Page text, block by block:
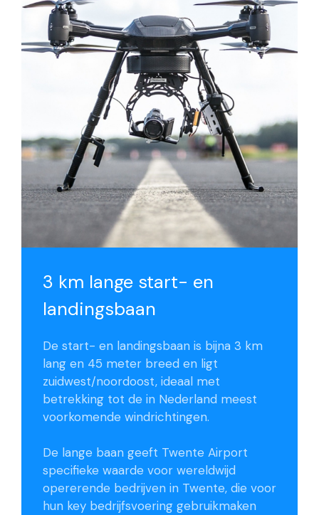
3 km lange start- en
landingsbaan
De start- en landingsbaan is bijna 3 km
lang en 45 meter breed en ligt
zuidwest/noordoost, ideaal met
betrekking tot de in Nederland meest
voorkomende windrichtingen.
De lange baan geeft Twente Airport
specifieke waarde voor wereldwijd
opererende bedrijven in Twente, die voor
hun key bedrijfsvoering gebruikmaken